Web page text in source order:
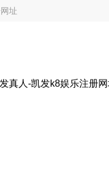
址
真人-凯发k8娱乐注册